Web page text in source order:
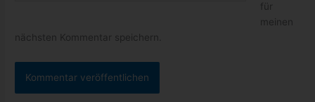
für
meinen
nächsten Kommentar speichern.